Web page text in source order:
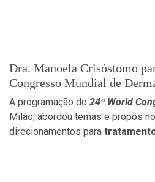
Dra. Manoela Crisóstomo
Congresso Mundial de
A programação do 24º World
Milão, abordou temas e propôs
direcionamentos para